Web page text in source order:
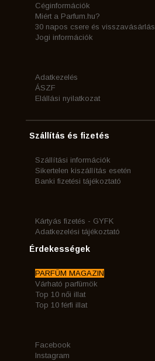
Céginformációk
Miért a Parfum.hu?
30 napos csere és visszavásárlás
Jogi információk
Adatkezelés
ÁSZF
Elállási nyilatkozat
Szállítás és fizetés
Szállítási információk
Sikertelen kiszállítás esetén
Banki fizetési tájékoztató
Kártyás fizetés - GYFK
Adatkezelési tájékoztató
Érdekességek
PARFÜM MAGAZIN
Várható parfümök
Top 10 női illat
Top 10 férfi illat
Facebook
Instagram